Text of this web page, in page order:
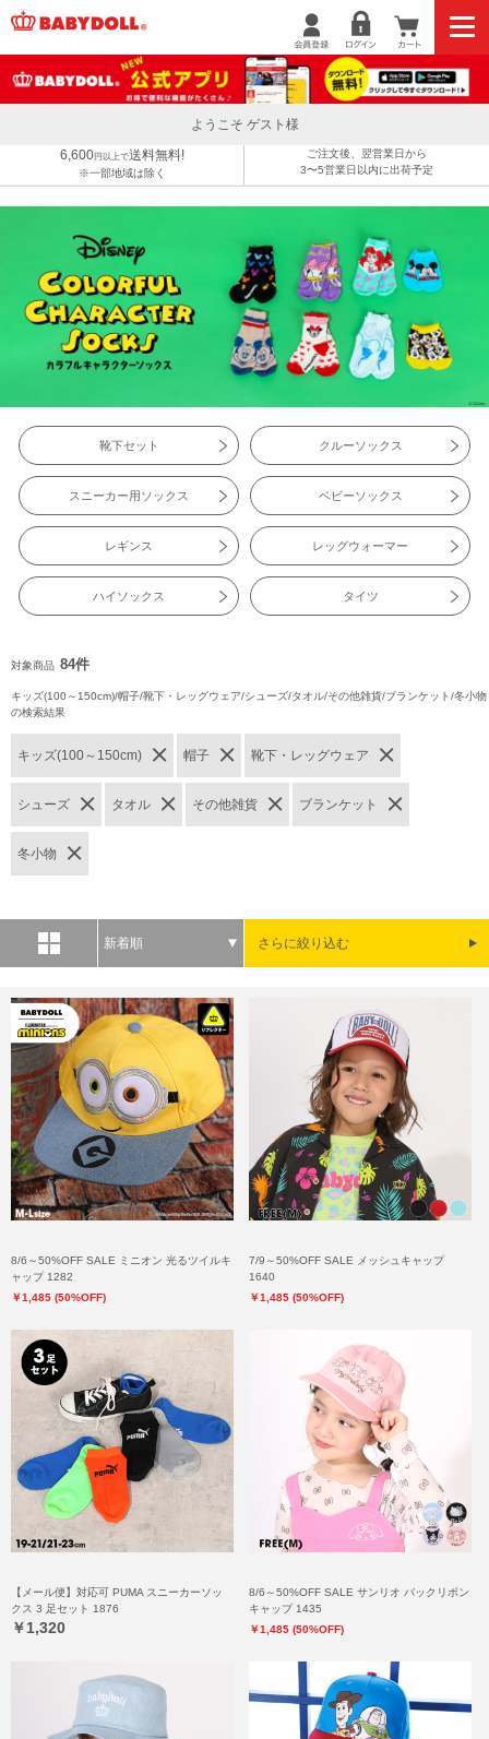
ようこそ ゲスト様
6,600円以上で送料無料!
※一部地域は除く
ご注文後、翌営業日から
3〜5営業日以内に出荷予定
靴下セット クルーソックス
スニーカー用ソックス ベビーソックス
レギンス レッグウォーマー
ハイソックス タイツ
対象商品 84件
キッズ(100～150cm)/帽子/靴下・レッグウェア/シューズ/タオル/その他雑貨/ブランケット/冬小物
の検索結果
キッズ(100～150cm) 帽子 靴下・レッグウェア
シューズ タオル その他雑貨 ブランケット
冬小物
新着順 さらに絞り込む
8/6～50%OFF SALE ミニオン 光るツイルキ
ャップ 1282
￥1,485 (50%OFF)
7/9～50%OFF SALE メッシュキャップ
1640
￥1,485 (50%OFF)
【メール便】対応可 PUMA スニーカーソッ
クス 3 足セット 1876
￥1,320
8/6～50%OFF SALE サンリオ バックリボン
キャップ 1435
￥1,485 (50%OFF)